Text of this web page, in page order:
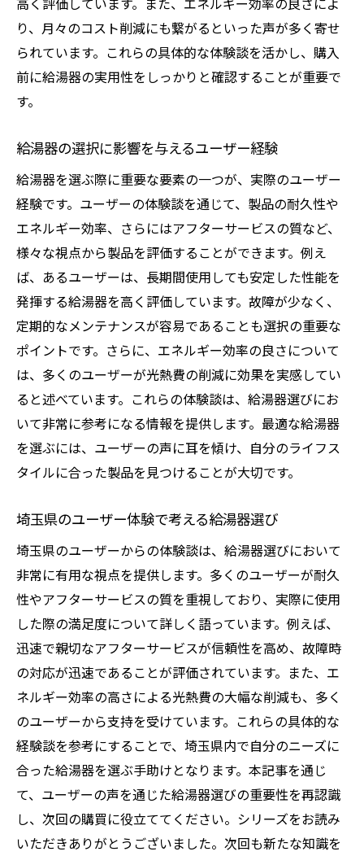
り、月々のコスト削減にも繋がるといった声が多く寄せ
られています。これらの具体的な体験談を活かし、購入
前に給湯器の実用性をしっかりと確認することが重要で
す。
給湯器の選択に影響を与えるユーザー経験
給湯器を選ぶ際に重要な要素の一つが、実際のユーザー
経験です。ユーザーの体験談を通じて、製品の耐久性や
エネルギー効率、さらにはアフターサービスの質など、
様々な視点から製品を評価することができます。例え
ば、あるユーザーは、長期間使用しても安定した性能を
発揮する給湯器を高く評価しています。故障が少なく、
定期的なメンテナンスが容易であることも選択の重要な
ポイントです。さらに、エネルギー効率の良さについて
は、多くのユーザーが光熱費の削減に効果を実感してい
ると述べています。これらの体験談は、給湯器選びにお
いて非常に参考になる情報を提供します。最適な給湯器
を選ぶには、ユーザーの声に耳を傾け、自分のライフス
タイルに合った製品を見つけることが大切です。
埼玉県のユーザー体験で考える給湯器選び
埼玉県のユーザーからの体験談は、給湯器選びにおいて
非常に有用な視点を提供します。多くのユーザーが耐久
性やアフターサービスの質を重視しており、実際に使用
した際の満足度について詳しく語っています。例えば、
迅速で親切なアフターサービスが信頼性を高め、故障時
の対応が迅速であることが評価されています。また、エ
ネルギー効率の高さによる光熱費の大幅な削減も、多く
のユーザーから支持を受けています。これらの具体的な
経験談を参考にすることで、埼玉県内で自分のニーズに
合った給湯器を選ぶ手助けとなります。本記事を通じ
て、ユーザーの声を通じた給湯器選びの重要性を再認識
し、次回の購買に役立ててください。シリーズをお読み
いただきありがとうございました。次回も新たな知識を